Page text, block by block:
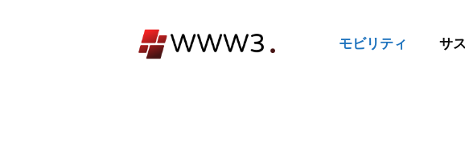
モビリティ サ